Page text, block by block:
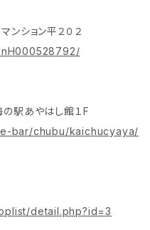
ション平２０２
駅あやはし館１F
bar/chubu/kaichucyaya/
detail.php?id=3